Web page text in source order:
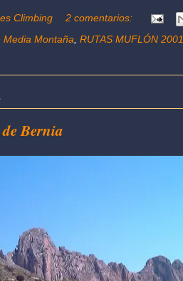
Climbing
2 comentarios:
Media Montaña RUTAS MUFLÓN 2001
Bernia